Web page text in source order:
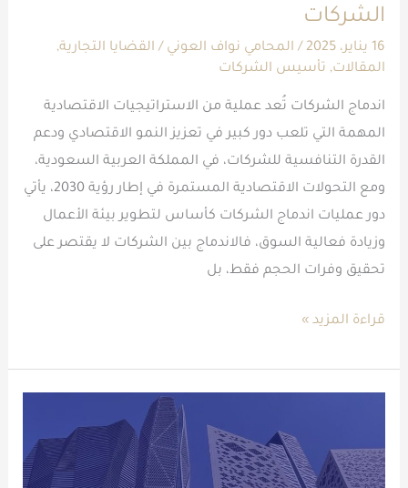
الشركات
16 يناير، 2025 / المحامي نواف العوني/ القضايا التجارية,
المقالات, تأسيس الشركات
اندماج الشركات تُعد عملية من الاستراتيجيات الاقتصادية
المهمة التي تلعب دور كبير في تعزيز النمو الاقتصادي ودعم
القدرة التنافسية للشركات، في المملكة العربية السعودية،
ومع التحولات الاقتصادية المستمرة في إطار رؤية 2030، يأتي
دور عمليات اندماج الشركات كأساس لتطوير بيئة الأعمال
وزيادة فعالية السوق، فالاندماج بين الشركات لا يقتصر على
تحقيق وفرات الحجم فقط، بل
اندماج
الشركات
قراءة المزيد »
المستشار